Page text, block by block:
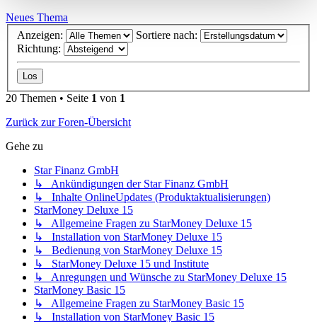
Neues Thema
Anzeigen:
Sortiere nach:
Richtung:
20 Themen • Seite 1 von 1
Zurück zur Foren-Übersicht
Gehe zu
Star Finanz GmbH
↳ Ankündigungen der Star Finanz GmbH
↳ Inhalte OnlineUpdates (Produktaktualisierungen)
StarMoney Deluxe 15
↳ Allgemeine Fragen zu StarMoney Deluxe 15
↳ Installation von StarMoney Deluxe 15
↳ Bedienung von StarMoney Deluxe 15
↳ StarMoney Deluxe 15 und Institute
↳ Anregungen und Wünsche zu StarMoney Deluxe 15
StarMoney Basic 15
↳ Allgemeine Fragen zu StarMoney Basic 15
↳ Installation von StarMoney Basic 15